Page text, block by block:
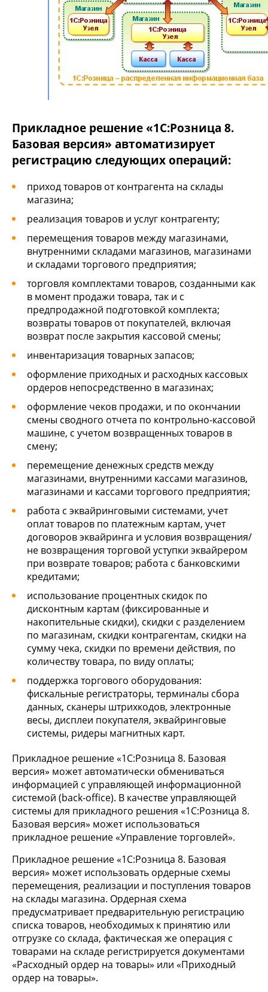
Прикладное решение «1С:Розница 8.
Базовая версия» автоматизирует
регистрацию следующих операций:
приход товаров от контрагента на склады
магазина;
реализация товаров и услуг контрагенту;
перемещения товаров между магазинами,
внутренними складами магазинов, магазинами
и складами торгового предприятия;
торговля комплектами товаров, созданными как
в момент продажи товара, так и с
предпродажной подготовкой комплекта;
возвраты товаров от покупателей, включая
возврат после закрытия кассовой смены;
инвентаризация товарных запасов;
оформление приходных и расходных кассовых
ордеров непосредственно в магазинах;
оформление чеков продажи, и по окончании
смены сводного отчета по контрольно-кассовой
машине, с учетом возвращенных товаров в
смену;
перемещение денежных средств между
магазинами, внутренними кассами магазинов,
магазинами и кассами торгового предприятия;
работа с эквайринговыми системами, учет
оплат товаров по платежным картам, учет
договоров эквайринга и условия возвращения/
не возвращения торговой уступки эквайрером
при возврате товаров; работа с банковскими
кредитами;
использование процентных скидок по
дисконтным картам (фиксированные и
накопительные скидки), скидки с разделением
по магазинам, скидки контрагентам, скидки на
сумму чека, скидки по времени действия, по
количеству товара, по виду оплаты;
поддержка торгового оборудования:
фискальные регистраторы, терминалы сбора
данных, сканеры штрихкодов, электронные
весы, дисплеи покупателя, эквайринговые
системы, ридеры магнитных карт.
Прикладное решение «1С:Розница 8. Базовая
версия» может автоматически обмениваться
информацией с управляющей информационной
системой (back-office). В качестве управляющей
системы для прикладного решения «1С:Розница 8.
Базовая версия» может использоваться
прикладное решение «Управление торговлей».
Прикладное решение «1С:Розница 8. Базовая
версия» может использовать ордерные схемы
перемещения, реализации и поступления товаров
на склады магазина. Ордерная схема
предусматривает предварительную регистрацию
списка товаров, необходимых к принятию или
отгрузке со склада, фактическая же операция с
товарами на складе регистрируется документами
«Расходный ордер на товары» или «Приходный
ордер на товары».